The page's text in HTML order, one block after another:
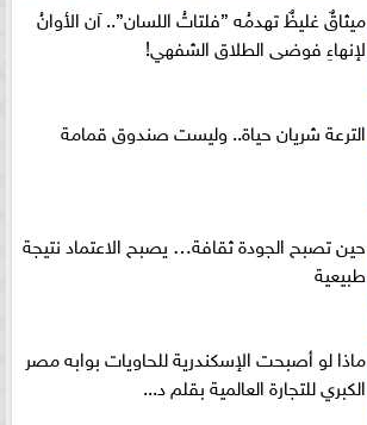
ميثاقٌ غليظٌ تهدمُه ”فلتاتُ اللسان”.. آن الأوانُ
لإنهاءِ فوضى الطلاق الشفهي!
الترعة شريان حياة.. وليست صندوق قمامة
حين تصبح الجودة ثقافة… يصبح الاعتماد نتيجة
طبيعية
ماذا لو أصبحت الإسكندرية للحاويات بوابه مصر
الكبري للتجارة العالمية بقلم د...